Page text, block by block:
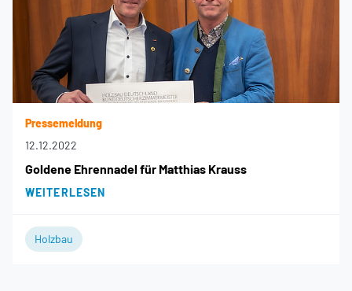
Pressemeldung
12.12.2022
Goldene Ehrennadel für Matthias Krauss
WEITERLESEN
Holzbau